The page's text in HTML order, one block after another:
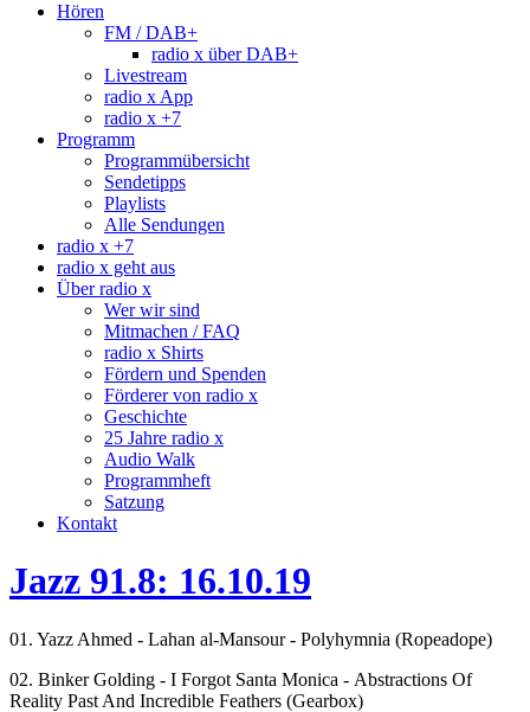
Hören
FM / DAB+
radio x über DAB+
Livestream
radio x App
radio x +7
Programm
Programmübersicht
Sendetipps
Playlists
Alle Sendungen
radio x +7
radio x geht aus
Über radio x
Wer wir sind
Mitmachen / FAQ
radio x Shirts
Fördern und Spenden
Förderer von radio x
Geschichte
25 Jahre radio x
Audio Walk
Programmheft
Satzung
Kontakt
Jazz 91.8: 16.10.19
01. Yazz Ahmed - Lahan al-Mansour - Polyhymnia (Ropeadope)
02. Binker Golding - I Forgot Santa Monica - Abstractions Of
Reality Past And Incredible Feathers (Gearbox)